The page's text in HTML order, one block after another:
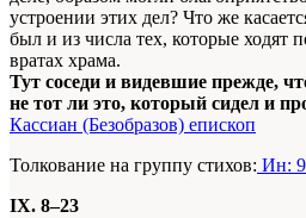
устроении этих дел? Что же
был и из числа тех, которые ходят
вратах храма.
Тут соседи и видевшие прежде,
не тот ли это, который сидел и
Кассиан (Безобразов) епископ
Толкование на группу стихов: Ин:
IX. 8–23